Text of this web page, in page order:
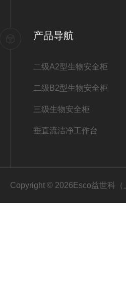
产品导航
二级A2型生物安全柜
二级B2型生物安全柜
三级生物安全柜
垂直流洁净工作台
Copyright © 2026Esco益世科